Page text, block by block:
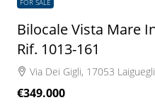
FOR SALE
Bilocale Vista Mare
Rif. 1013-161
Via Dei Gigli, 17053
€349.000